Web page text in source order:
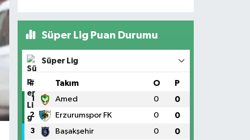
Süper Lig Puan Durumu
Süper Lig
# Takım O P
1 Amed 0 0
2 Erzurumspor FK 0 0
3 Başakşehir 0 0